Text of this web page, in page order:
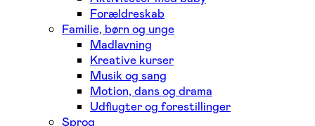
Forældreskab
Familie, børn og unge
Madlavning
Kreative kurser
Musik og sang
Motion, dans og drama
Udflugter og forestillinger
Sprog